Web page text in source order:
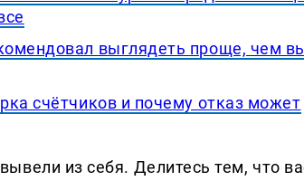
выглядеть проще, чем
счётчиков и почему отказ может
из себя. Делитеcь тем, что